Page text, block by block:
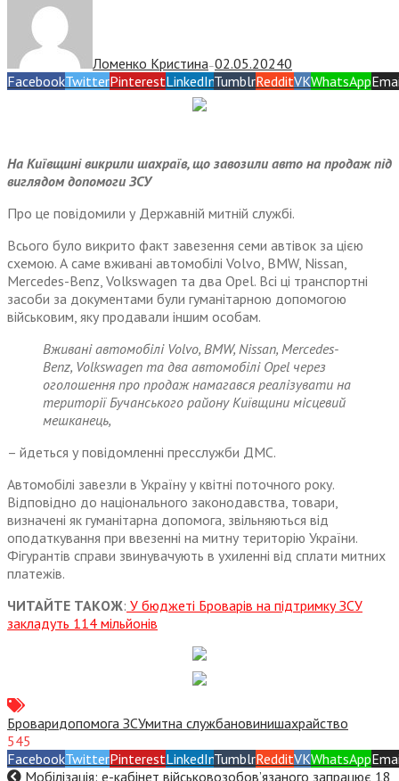
Ломенко Кристина—02.05.20240
FacebookTwitterPinterestLinkedInTumblrRedditVKWhatsApp
На Київщині викрили шахраїв, що завозили авто на продаж під
виглядом допомоги ЗСУ
Про це повідомили у Державній митній службі.
Всього було викрито факт завезення семи автівок за цією
схемою. А саме вживані автомобілі Volvo, BMW, Nissan,
Mercedes-Benz, Volkswagen та два Opel. Всі ці транспортні
засоби за документами були гуманітарною допомогою
військовим, яку продавали іншим особам.
Вживані автомобілі Volvo, BMW, Nissan, Mercedes-
Benz, Volkswagen та два автомобілі Opel через
оголошення про продаж намагався реалізувати на
території Бучанського району Київщини місцевий
мешканець,
– йдеться у повідомленні пресслужби ДМС.
Автомобілі завезли в Україну у квітні поточного року.
Відповідно до національного законодавства, товари,
визначені як гуманітарна допомога, звільняються від
оподаткування при ввезенні на митну територію України.
Фігурантів справи звинувачують в ухиленні від сплати митних
платежів.
ЧИТАЙТЕ ТАКОЖ: У бюджеті Броварів на підтримку ЗСУ
закладуть 114 мільйонів
Броваридопомога ЗСУмитна службановинишахрайство
545
FacebookTwitterPinterestLinkedInTumblrRedditVKWhatsApp
Мобілізація: е-кабінет військовозобов’язаного запрацює 18